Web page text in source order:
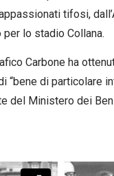
tifosi,
lo stadio Collana.
Carbone ha
“bene di particolare
del Ministero dei